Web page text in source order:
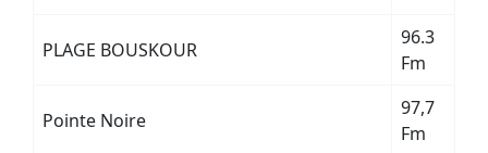
PLAGE BOUSKOUR
96.3
Fm
Pointe Noire
97,7
Fm